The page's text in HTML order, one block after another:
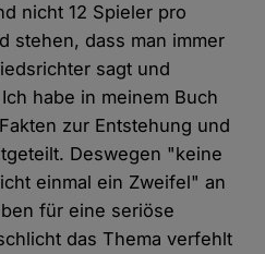
nicht 12 Spieler pro
stehen, dass man immer
sagt und
habe in meinem Buch
zur Entstehung und
Deswegen "keine
einmal ein Zweifel" an
für eine seriöse
das Thema verfehlt